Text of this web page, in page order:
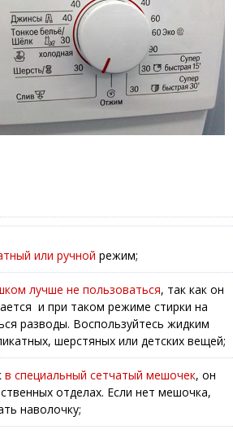
или ручной режим;
лучше не пользоваться, так как он
и при таком режиме стирки на
разводы. Воспользуйтесь жидким
шерстяных или детских вещей;
в специальный сетчатый мешочек, он
отделах. Если нет мешочка,
наволочку;